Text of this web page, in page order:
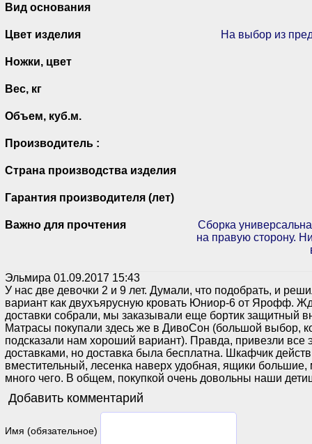
Вид основания
Цвет изделия На выбор из
Ножки, цвет
Вес, кг
Объем, куб.м.
Производитель :
Страна производства изделия
Гарантия производителя (лет)
Важно для прочтения
Сборка
на правую сторону.
Эльмира 01.09.2017 15:43
У нас две девочки 2 и 9 лет. Думали, что подобрать, и
вариант как двухъярусную кровать Юниор-6 от Ярофф.
доставки собрали, мы заказывали еще бортик защитный
Матрасы покупали здесь же в ДивоСон (большой выбор,
подсказали нам хороший вариант). Правда, привезли все
доставками, но доставка была бесплатна. Шкафчик
вместительный, лесенка наверх удобная, ящики
много чего. В общем, покупкой очень довольны наши
Добавить комментарий
Имя (обязательное)